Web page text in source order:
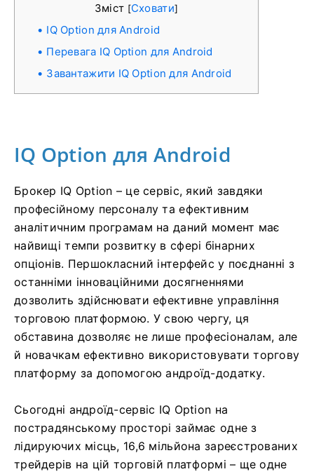
Зміст [Сховати]
IQ Option для Android
Перевага IQ Option для Android
Завантажити IQ Option для Android
IQ Option для Android
Брокер IQ Option – це сервіс, який завдяки
професійному персоналу та ефективним
аналітичним програмам на даний момент має
найвищі темпи розвитку в сфері бінарних
опціонів. Першокласний інтерфейс у поєднанні з
останніми інноваційними досягненнями
дозволить здійснювати ефективне управління
торговою платформою. У свою чергу, ця
обставина дозволяє не лише професіоналам, але
й новачкам ефективно використовувати торгову
платформу за допомогою андроїд-додатку.
Сьогодні андроїд-сервіс IQ Option на
пострадянському просторі займає одне з
лідируючих місць, 16,6 мільйона зареєстрованих
трейдерів на цій торговій платформі – ще одне